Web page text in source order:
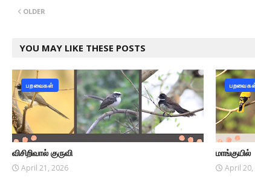
OLDER
YOU MAY LIKE THESE POSTS
பறவைகள்
விசிறிவால் குருவி
April 21, 2026
மாங்குயில்
April 20,